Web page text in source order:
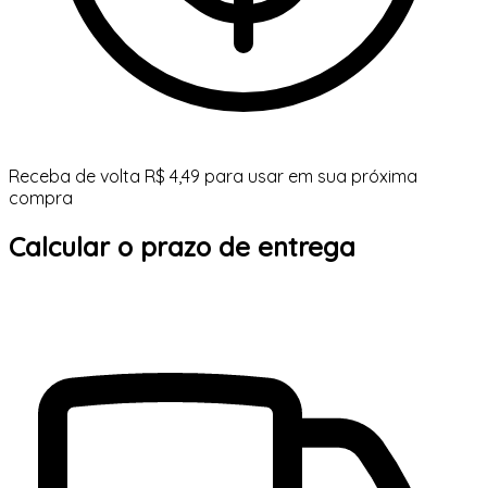
Receba de volta R$ 4,49 para usar em sua próxima
compra
Calcular o prazo de entrega